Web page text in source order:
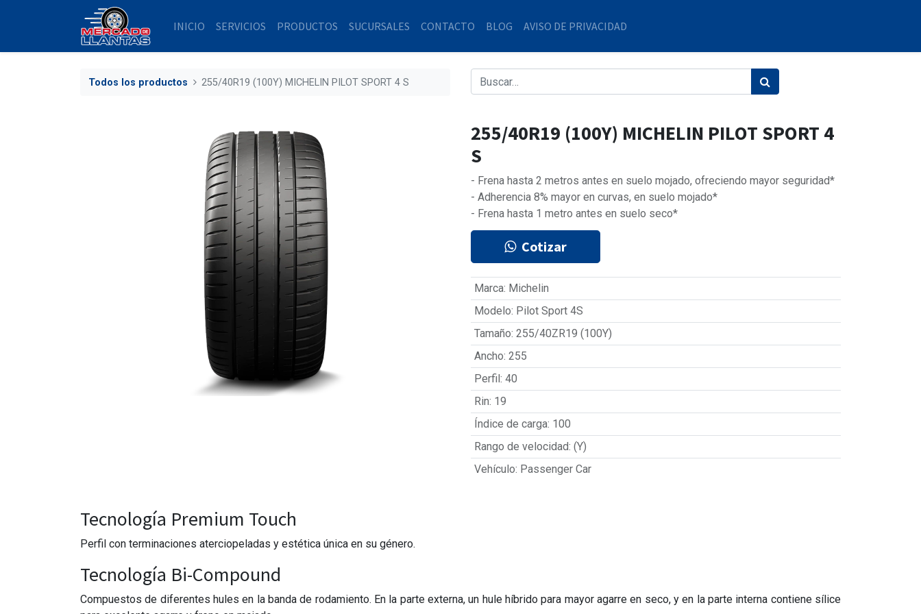
INICIO SERVICIOS PRODUCTOS SUCURSALES CONTACTO BLOG AVISO DE PRIVACIDAD
Todos los productos 255/40R19 (100Y) MICHELIN PILOT SPORT 4 S
255/40R19 (100Y) MICHELIN PILOT SPORT 4
S
- Frena hasta 2 metros antes en suelo mojado, ofreciendo mayor seguridad*
- Adherencia 8% mayor en curvas, en suelo mojado*
- Frena hasta 1 metro antes en suelo seco*
Cotizar
Marca: Michelin
Modelo: Pilot Sport 4S
Tamaño: 255/40ZR19 (100Y)
Ancho: 255
Perfil: 40
Rin: 19
Índice de carga: 100
Rango de velocidad: (Y)
Vehículo: Passenger Car
Tecnología Premium Touch
Perfil con terminaciones aterciopeladas y estética única en su género.
Tecnología Bi-Compound
Compuestos de diferentes hules en la banda de rodamiento. En la parte externa, un hule híbrido para mayor agarre en seco, y en la parte interna contiene sílice